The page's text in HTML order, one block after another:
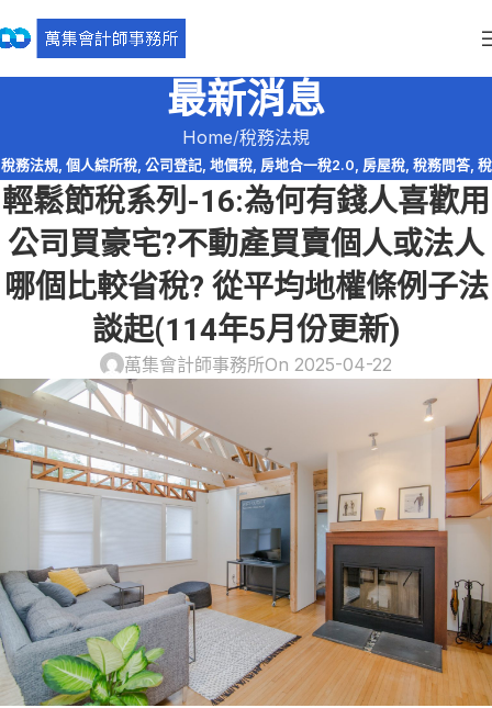
最新消息
Home 稅務法規
稅務法規, 個人綜所稅, 公司登記, 地價稅, 房地合一稅2.0, 房屋稅, 稅務問答, 稅
務問答-營利事業所得稅,資產傳承,輕鬆節稅
輕鬆節稅系列-16:為何有錢人喜歡用
公司買豪宅?不動產買賣個人或法人
哪個比較省稅? 從平均地權條例子法
談起(114年5月份更新)
萬集會計師事務所On 2025-04-22